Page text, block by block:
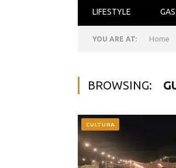
LIFESTYLE
YOU ARE AT: Home
BROWSING:
CULTURA